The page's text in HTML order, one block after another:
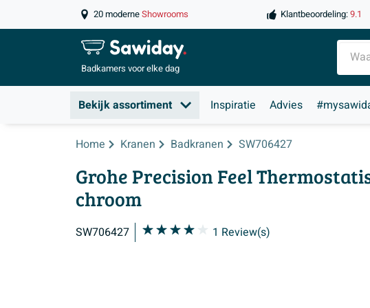
20 moderneShowrooms Klantbeoordeling:9.1
Badkamers voor elke dag
Bekijk assortiment Inspiratie Advies
Home Kranen Badkranen SW706427
Grohe Precision Feel
chroom
SW706427 1 Review(s)